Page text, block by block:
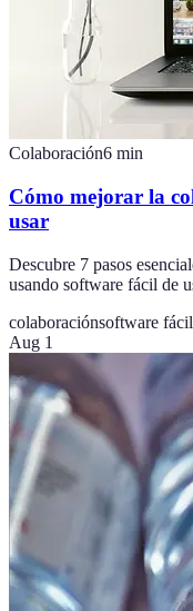
Colaboración6 min
Cómo mejorar la
usar
Descubre 7 pasos
usando software fácil de
colaboraciónsoftware
Aug 1